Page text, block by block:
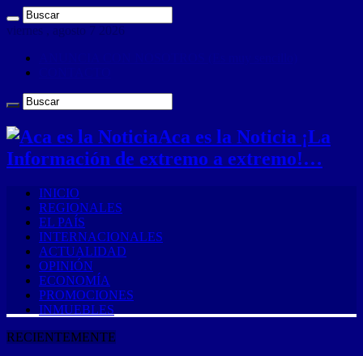
viernes , agosto 7 2026
Aca es la Noticia ¡La
Información de extremo a extremo!…
INICIO
REGIONALES
EL PAÍS
INTERNACIONALES
ACTUALIDAD
OPINIÓN
ECONOMÍA
PROMOCIONES
INMUEBLES
RECIENTEMENTE